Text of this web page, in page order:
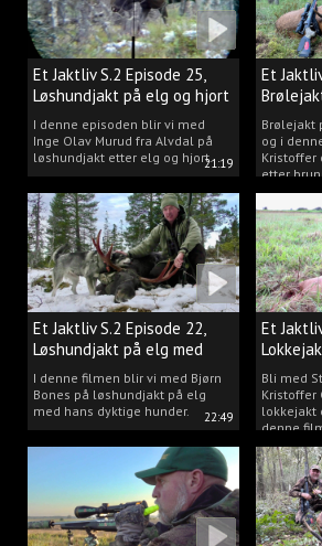
21:19
Et Jaktliv S.2 Episode 25,
Løshundjakt på elg og hjort
i Norge.
I denne episoden blir vi med
Inge Olav Murud fra Alvdal på
løshundjakt etter elg og hjort.
Et
Brølejakt
og i
Kristoffer
etter
22:49
Et Jaktliv S.2 Episode 22,
Løshundjakt på elg med
Bjørn Bones
I denne filmen blir vi med Bjørn
Bones på løshundjakt på elg
med hans dyktige hunder.
Et
3.
Bli med
Kristoffer
lokkejakt
denne